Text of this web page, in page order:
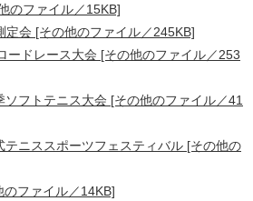
のファイル／15KB]
定会 [その他のファイル／245KB]
ードレース大会 [その他のファイル／253
フトテニス大会 [その他のファイル／41
ニススポーツフェスティバル [その他の
ファイル／14KB]